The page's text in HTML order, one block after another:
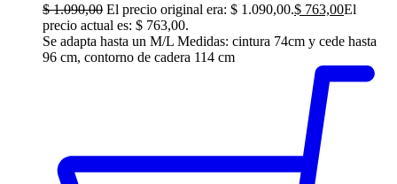
$1.090,00 El precio original era: $ 1.090,00.$ 763,00El
precio actual es: $ 763,00.
Se adapta hasta un M/L Medidas: cintura 74cm y cede hasta
96 cm, contorno de cadera 114 cm